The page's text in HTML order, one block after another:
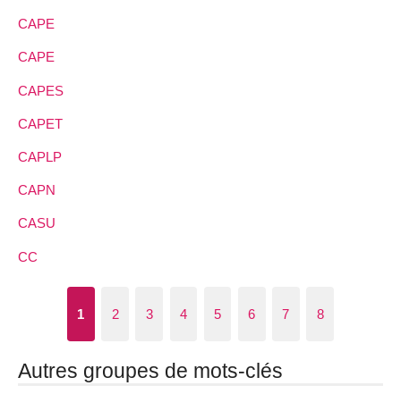
CAPE
CAPE
CAPES
CAPET
CAPLP
CAPN
CASU
CC
1 2 3 4 5 6 7 8
Autres groupes de mots-clés